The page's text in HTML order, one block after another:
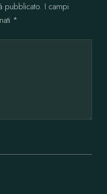
pubblicato. I campi
*